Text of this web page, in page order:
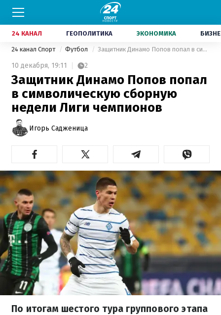
24 КАНАЛ ГЕОПОЛИТИКА ЭКОНОМИКА
24 канал Спорт Футбол Защитник Динамо Попов попал в символическую сборную недели Лиги чемпионов
10 декабря, 19:11 2
Защитник Динамо Попов попал
в символическую сборную
недели Лиги чемпионов
Игорь Садженица
По итогам шестого тура группового этапа